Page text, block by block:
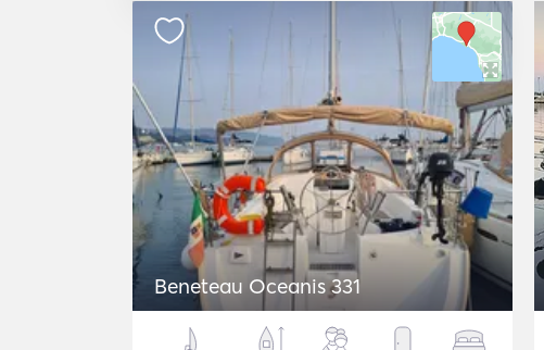
Beneteau Oceanis 331